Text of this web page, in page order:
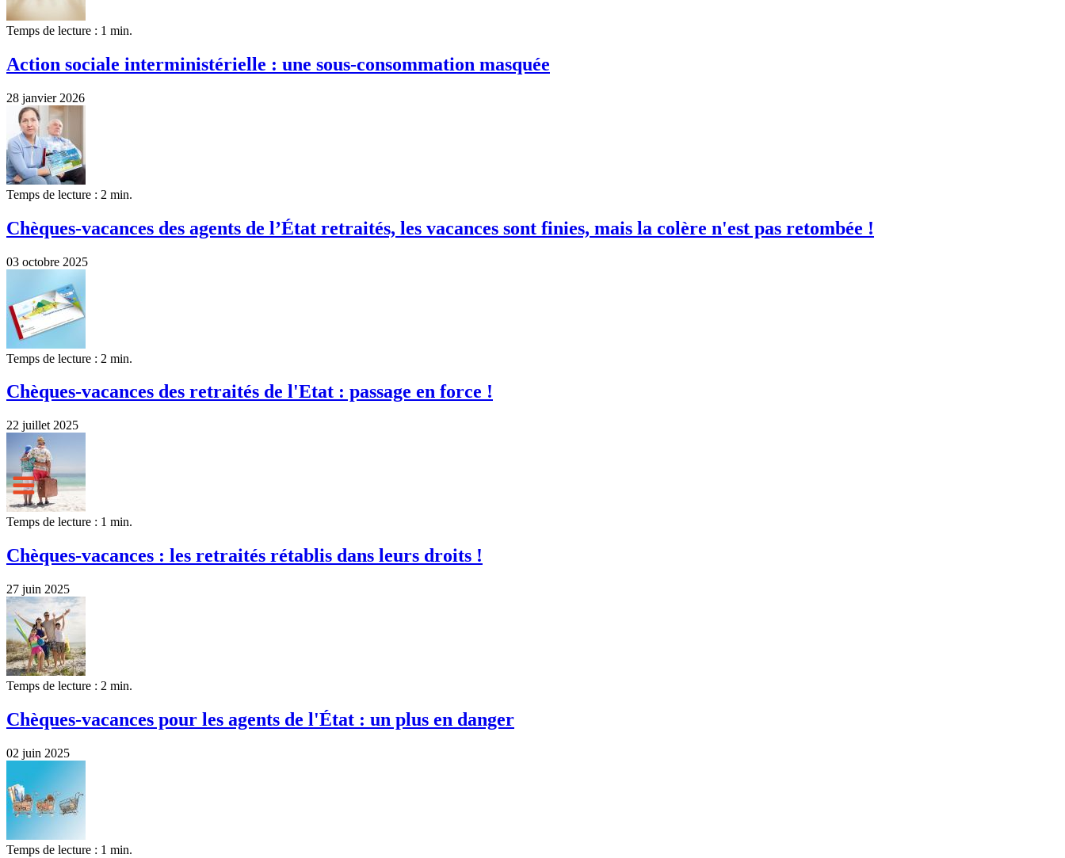
Temps de lecture : 1 min.
Action sociale interministérielle : une sous-consommation masquée
28 janvier 2026
Temps de lecture : 2 min.
Chèques-vacances des agents de l’État retraités, les vacances sont finies, mais la colère n'est pas retombée !
03 octobre 2025
Temps de lecture : 2 min.
Chèques-vacances des retraités de l'Etat : passage en force !
22 juillet 2025
Temps de lecture : 1 min.
Chèques-vacances : les retraités rétablis dans leurs droits !
27 juin 2025
Temps de lecture : 2 min.
Chèques-vacances pour les agents de l'État : un plus en danger
02 juin 2025
Temps de lecture : 1 min.